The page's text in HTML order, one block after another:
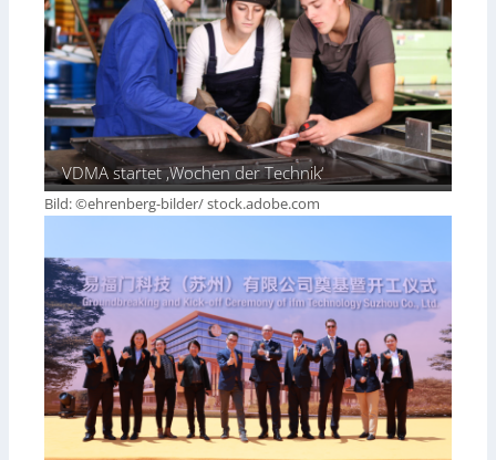
VDMA startet ‚Wochen der Technik‘
Bild: ©ehrenberg-bilder/ stock.adobe.com